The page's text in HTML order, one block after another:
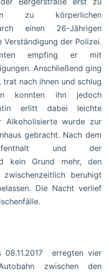
zu körperlichen
einen 26-Jährigen
der Polizei.
empfing er mit
Anschließend ging
nach ihnen und schlug
konnten ihn jedoch
erlitt dabei leichte
Alkoholisierte wurde zur
gebracht. Nach dem
und der
kein Grund mehr, den
beruhigt
Die Nacht verlief
08.11.2017 erregten vier
zwischen den